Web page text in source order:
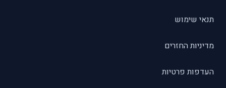
תנאי שימוש
מדיניות החזרים
העדפות פרטיות